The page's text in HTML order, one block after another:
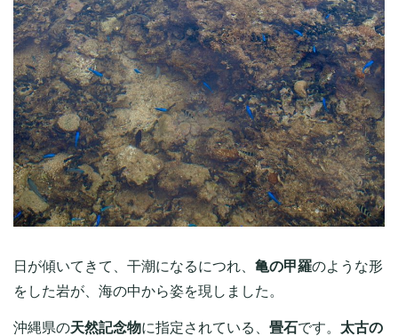
日が傾いてきて、干潮になるにつれ、 亀の甲羅のような形
をした岩が、海の中から姿を現しました。
沖縄県の天然記念物に指定されている、 畳石です。 太古の